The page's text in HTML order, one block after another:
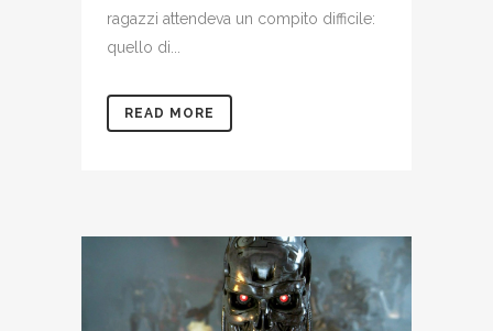
ragazzi attendeva un compito difficile:
quello di...
READ MORE